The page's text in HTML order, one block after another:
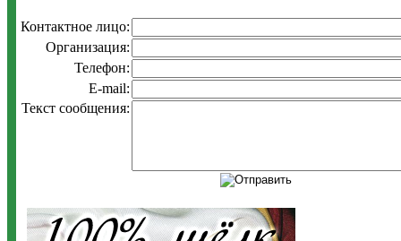
Контактное лицо:
Организация:
Телефон:
E-mail:
Текст сообщения: